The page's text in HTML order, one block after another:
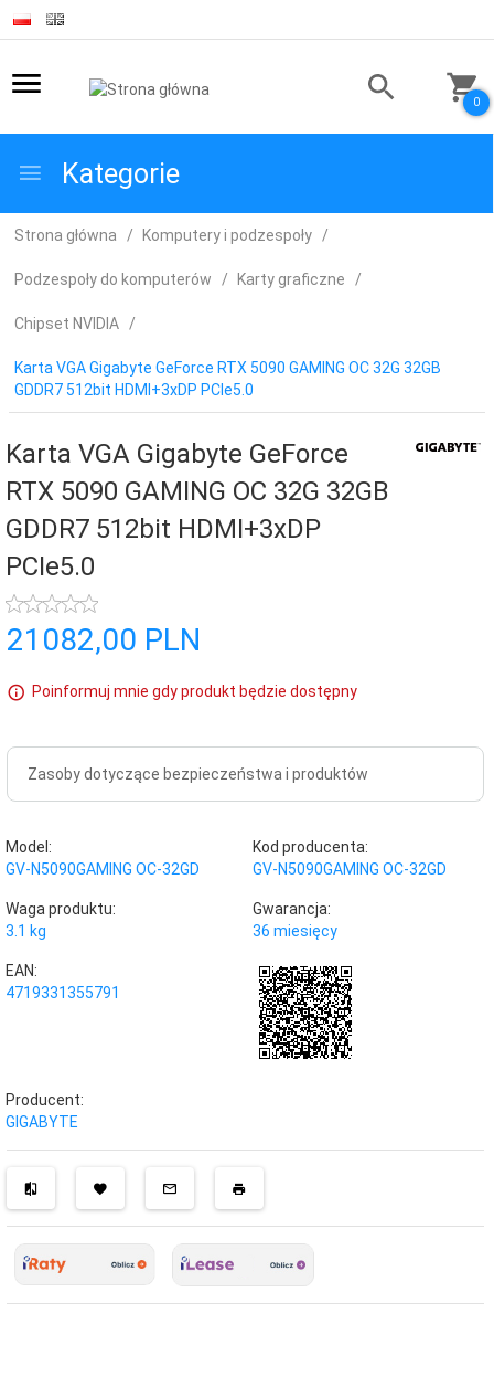
0
Kategorie
Strona główna Komputery i podzespoły
Podzespoły do komputerów Karty graficzne
Chipset NVIDIA
Karta VGA Gigabyte GeForce RTX 5090 GAMING OC 32G 32GB
GDDR7 512bit HDMI+3xDP PCIe5.0
Karta VGA Gigabyte GeForce
RTX 5090 GAMING OC 32G 32GB
GDDR7 512bit HDMI+3xDP
PCIe5.0
21082,00 PLN
Poinformuj mnie gdy produkt będzie dostępny
Zasoby dotyczące bezpieczeństwa i produktów
Model:
GV-N5090GAMING OC-32GD
Kod producenta:
GV-N5090GAMING OC-32GD
Waga produktu:
3.1 kg
Gwarancja:
36 miesięcy
EAN:
4719331355791
Producent:
GIGABYTE